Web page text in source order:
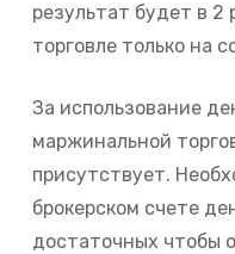
результат будет в 2
торговле только на
За использование
маржинальной
присутствует.
брокерском счете
достаточных чтобы